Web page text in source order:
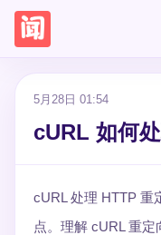
5月28日 01:54
cURL 如何
cURL 处理 HTTP 重
点。理解 cURL 重定